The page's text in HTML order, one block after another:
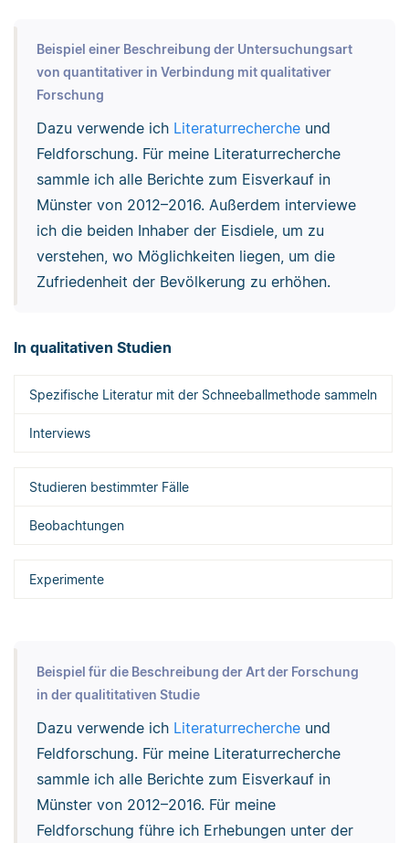
Beispiel einer Beschreibung der Untersuchungsart
von quantitativer in Verbindung mit qualitativer
Forschung
Dazu verwende ich Literaturrechercheund
Feldforschung. Für meine Literaturrecherche
sammle ich alle Berichte zum Eisverkauf in
Münster von 2012–2016. Außerdem interviewe
ich die beiden Inhaber der Eisdiele, um zu
verstehen, wo Möglichkeiten liegen, um die
Zufriedenheit der Bevölkerung zu erhöhen.
In qualitativen Studien
Spezifische Literatur mit der Schneeballmethode sammeln
Interviews
Studieren bestimmter Fälle
Beobachtungen
Experimente
Beispiel für die Beschreibung der Art der Forschung
in der qualititativen Studie
Dazu verwende ich Literaturrechercheund
Feldforschung. Für meine Literaturrecherche
sammle ich alle Berichte zum Eisverkauf in
Münster von 2012–2016. Für meine
Feldforschung führe ich Erhebungen unter der